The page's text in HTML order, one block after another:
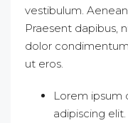
vestibulum.
Praesent dapibus,
dolor
ut eros.
Lorem ipsum
adipiscing elit.